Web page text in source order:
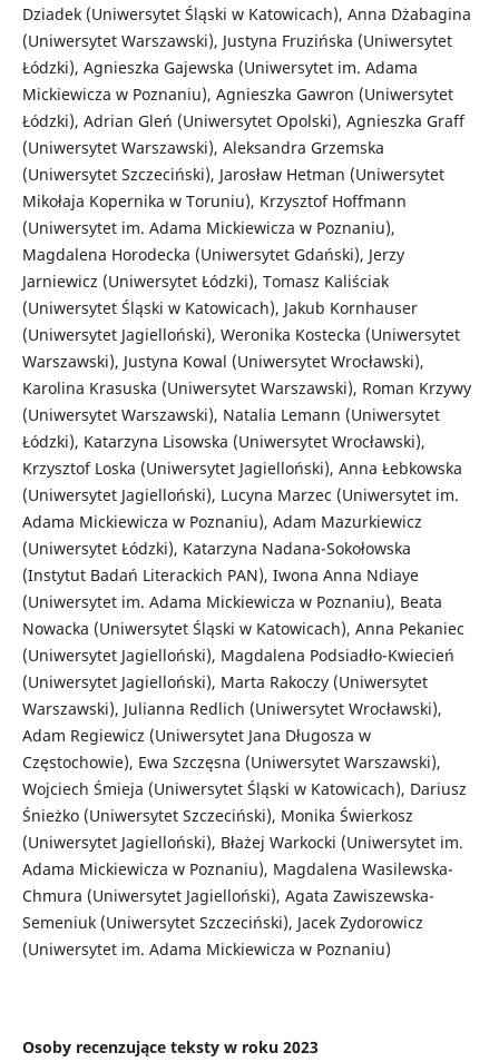
Dziadek (Uniwersytet Śląski w Katowicach), Anna Dżabagina
(Uniwersytet Warszawski), Justyna Fruzińska (Uniwersytet
Łódzki), Agnieszka Gajewska (Uniwersytet im. Adama
Mickiewicza w Poznaniu), Agnieszka Gawron (Uniwersytet
Łódzki), Adrian Gleń (Uniwersytet Opolski), Agnieszka Graff
(Uniwersytet Warszawski), Aleksandra Grzemska
(Uniwersytet Szczeciński), Jarosław Hetman (Uniwersytet
Mikołaja Kopernika w Toruniu), Krzysztof Hoffmann
(Uniwersytet im. Adama Mickiewicza w Poznaniu),
Magdalena Horodecka (Uniwersytet Gdański), Jerzy
Jarniewicz (Uniwersytet Łódzki), Tomasz Kaliściak
(Uniwersytet Śląski w Katowicach), Jakub Kornhauser
(Uniwersytet Jagielloński), Weronika Kostecka (Uniwersytet
Warszawski), Justyna Kowal (Uniwersytet Wrocławski),
Karolina Krasuska (Uniwersytet Warszawski), Roman Krzywy
(Uniwersytet Warszawski), Natalia Lemann (Uniwersytet
Łódzki), Katarzyna Lisowska (Uniwersytet Wrocławski),
Krzysztof Loska (Uniwersytet Jagielloński), Anna Łebkowska
(Uniwersytet Jagielloński), Lucyna Marzec (Uniwersytet im.
Adama Mickiewicza w Poznaniu), Adam Mazurkiewicz
(Uniwersytet Łódzki), Katarzyna Nadana-Sokołowska
(Instytut Badań Literackich PAN), Iwona Anna Ndiaye
(Uniwersytet im. Adama Mickiewicza w Poznaniu), Beata
Nowacka (Uniwersytet Śląski w Katowicach), Anna Pekaniec
(Uniwersytet Jagielloński), Magdalena Podsiadło-Kwiecień
(Uniwersytet Jagielloński), Marta Rakoczy (Uniwersytet
Warszawski), Julianna Redlich (Uniwersytet Wrocławski),
Adam Regiewicz (Uniwersytet Jana Długosza w
Częstochowie), Ewa Szczęsna (Uniwersytet Warszawski),
Wojciech Śmieja (Uniwersytet Śląski w Katowicach), Dariusz
Śnieżko (Uniwersytet Szczeciński), Monika Świerkosz
(Uniwersytet Jagielloński), Błażej Warkocki (Uniwersytet im.
Adama Mickiewicza w Poznaniu), Magdalena Wasilewska-
Chmura (Uniwersytet Jagielloński), Agata Zawiszewska-
Semeniuk (Uniwersytet Szczeciński), Jacek Zydorowicz
(Uniwersytet im. Adama Mickiewicza w Poznaniu)
Osoby recenzujące teksty w roku 2023